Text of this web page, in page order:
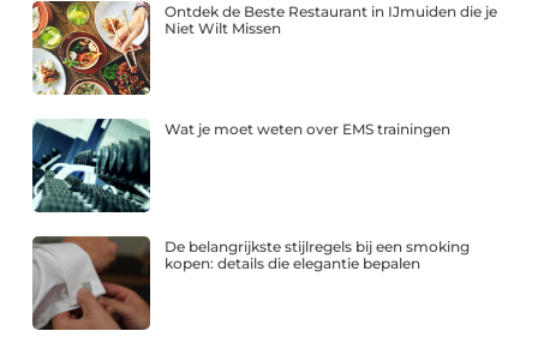
Ontdek de Beste Restaurant in IJmuiden die je
Niet Wilt Missen
Wat je moet weten over EMS trainingen
De belangrijkste stijlregels bij een smoking
kopen: details die elegantie bepalen